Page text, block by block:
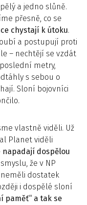
a jedno slůně.
přesně, co se
chystají k útoku.
a postupují proti
– nechtějí se vzdát
metry,
s sebou o
Sloní bojovníci
vlastně viděli. Už
Planet viděli
napadají dospělou
že v NP
neměli dostatek
i dospělé sloní
paměť“ a tak se